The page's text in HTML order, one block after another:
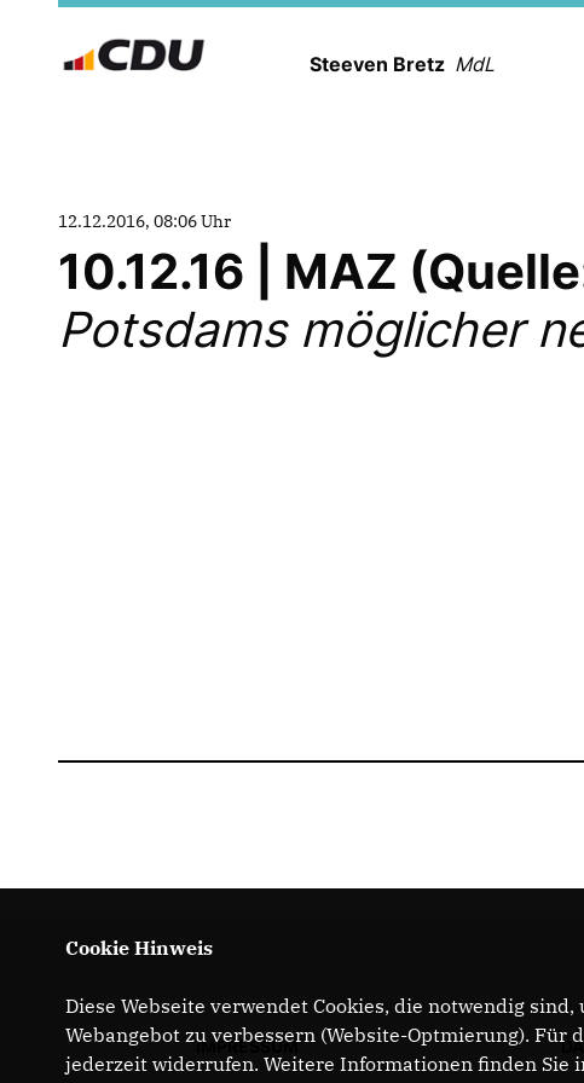
Steeven Bretz MdL
12.12.2016, 08:06 Uhr
10.12.16 | MAZ
Potsdams möglicher
IMPRESSUM
Cookie Hinweis
Diese Webseite verwendet Cookies, die notwendig
Webangebot zu verbessern (Website-Optmierung).
jederzeit widerrufen. Weitere Informationen finden Sie